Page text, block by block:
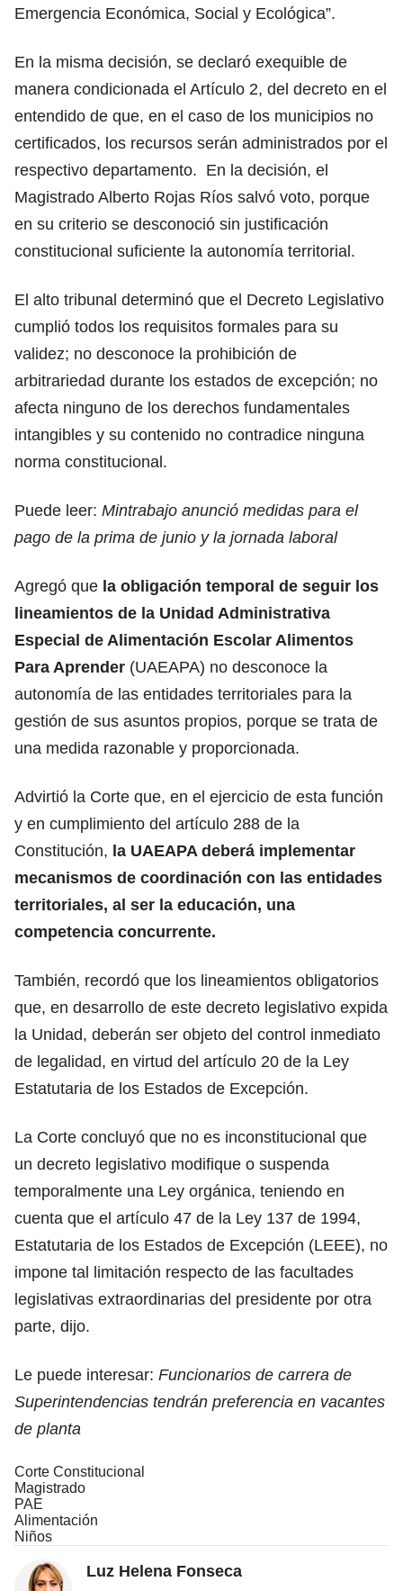
Emergencia Económica, Social y Ecológica”.
En la misma decisión, se declaró exequible de
manera condicionada el Artículo 2, del decreto en el
entendido de que, en el caso de los municipios no
certificados, los recursos serán administrados por el
respectivo departamento. En la decisión, el
Magistrado Alberto Rojas Ríos salvó voto, porque
en su criterio se desconoció sin justificación
constitucional suficiente la autonomía territorial.
El alto tribunal determinó que el Decreto Legislativo
cumplió todos los requisitos formales para su
validez; no desconoce la prohibición de
arbitrariedad durante los estados de excepción; no
afecta ninguno de los derechos fundamentales
intangibles y su contenido no contradice ninguna
norma constitucional.
Puede leer: Mintrabajo anunció medidas para el
pago de la prima de junio y la jornada laboral
Agregó que la obligación temporal de seguir los
lineamientos de la Unidad Administrativa
Especial de Alimentación Escolar Alimentos
Para Aprender (UAEAPA) no desconoce la
autonomía de las entidades territoriales para la
gestión de sus asuntos propios, porque se trata de
una medida razonable y proporcionada.
Advirtió la Corte que, en el ejercicio de esta función
y en cumplimiento del artículo 288 de la
Constitución, la UAEAPA deberá implementar
mecanismos de coordinación con las entidades
territoriales, al ser la educación, una
competencia concurrente.
También, recordó que los lineamientos obligatorios
que, en desarrollo de este decreto legislativo expida
la Unidad, deberán ser objeto del control inmediato
de legalidad, en virtud del artículo 20 de la Ley
Estatutaria de los Estados de Excepción.
La Corte concluyó que no es inconstitucional que
un decreto legislativo modifique o suspenda
temporalmente una Ley orgánica, teniendo en
cuenta que el artículo 47 de la Ley 137 de 1994,
Estatutaria de los Estados de Excepción (LEEE), no
impone tal limitación respecto de las facultades
legislativas extraordinarias del presidente por otra
parte, dijo.
Le puede interesar: Funcionarios de carrera de
Superintendencias tendrán preferencia en vacantes
de planta
Corte Constitucional
Magistrado
PAE
Alimentación
Niños
Luz Helena Fonseca